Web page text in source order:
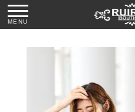
MENU